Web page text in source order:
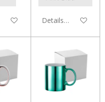
Details anzeigen